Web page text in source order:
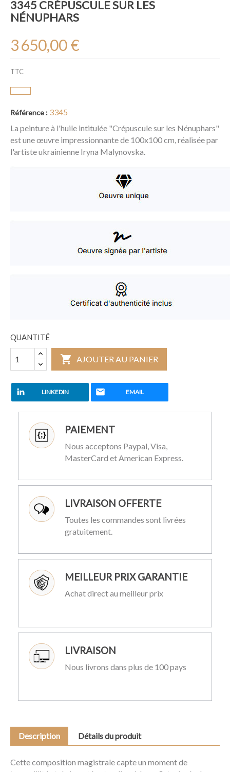
3345 CRÉPUSCULE SUR LES
NÉNUPHARS
3 650,00 €
TTC
Référence : 3345
La peinture à l'huile intitulée "Crépuscule sur les Nénuphars"
est une œuvre impressionnante de 100x100 cm, réalisée par
l'artiste ukrainienne Iryna Malynovska.
QUANTITÉ
 AJOUTER AU PANIER
LINKEDIN EMAIL
PAIEMENT
Nous acceptons Paypal, Visa,
MasterCard et American Express.
LIVRAISON OFFERTE
Toutes les commandes sont livrées
gratuitement.
MEILLEUR PRIX GARANTIE
Achat direct au meilleur prix
LIVRAISON
Nous livrons dans plus de 100 pays
Description Détails du produit
Cette composition magistrale capte un moment de